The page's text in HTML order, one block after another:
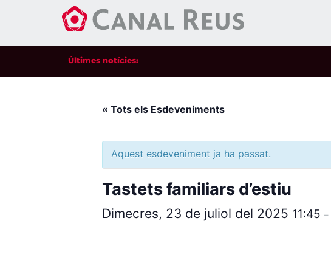
Últimes notícies:
« Tots els Esdeveniments
Aquest esdeveniment ja ha passat.
Tastets familiars d’estiu
Dimecres, 23 de juliol del 2025 11:45 –